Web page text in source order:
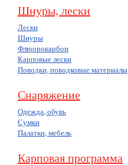
Шнуры, лески
Лески
Шнуры
Флюорокарбон
Карповые лески
Поводки, поводковые материалы
Снаряжение
Одежда, обувь
Сумки
Палатки, мебель
Карповая программа